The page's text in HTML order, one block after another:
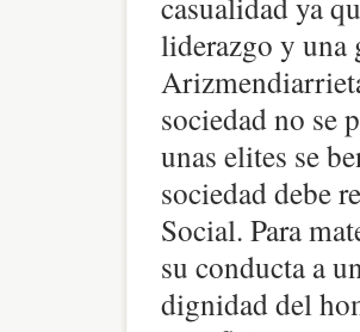
liderazgo y una
sociedad no se
unas elites se
sociedad debe
Social. Para
su conducta a
dignidad del